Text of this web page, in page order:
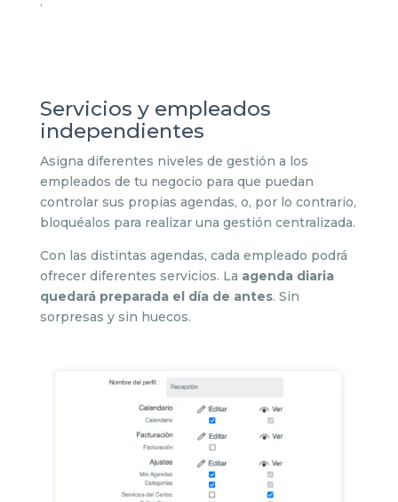
Servicios y empleados
independientes
Asigna diferentes niveles de gestión a los
empleados de tu negocio para que puedan
controlar sus propias agendas, o, por lo contrario,
bloquéalos para realizar una gestión centralizada.
Con las distintas agendas, cada empleado podrá
ofrecer diferentes servicios. La agenda diaria
quedará preparada el día de antes. Sin
sorpresas y sin huecos.